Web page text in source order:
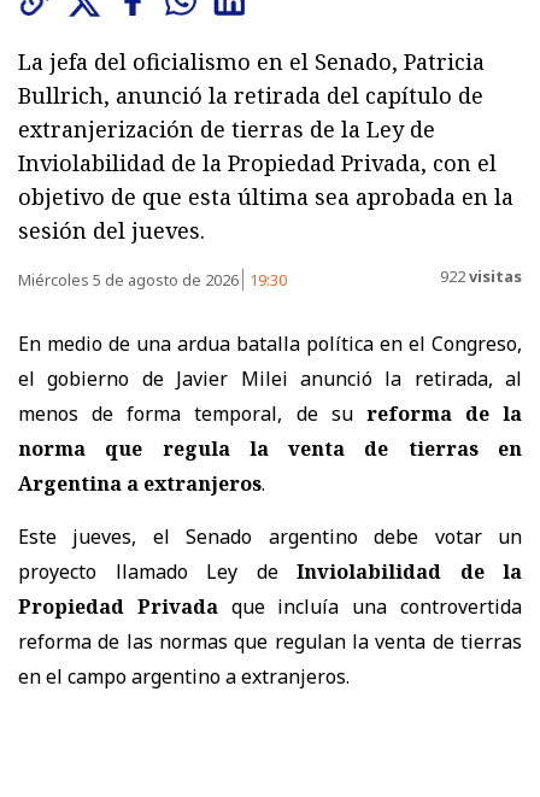
La jefa del oficialismo en el Senado, Patricia
Bullrich, anunció la retirada del capítulo de
extranjerización de tierras de la Ley de
Inviolabilidad de la Propiedad Privada, con el
objetivo de que esta última sea aprobada en la
sesión del jueves.
Miércoles 5 de agosto de 2026 19:30 922visitas
En medio de una ardua batalla política en el Congreso,
el gobierno de Javier Milei anunció la retirada, al
menos de forma temporal, de su reforma de la
norma que regula la venta de tierras en
Argentina a extranjeros.
Este jueves, el Senado argentino debe votar un
proyecto llamado Ley de Inviolabilidad de la
Propiedad Privadaque incluía una controvertida
reforma de las normas que regulan la venta de tierras
en el campo argentino a extranjeros.